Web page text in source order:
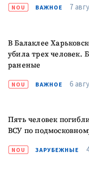
NOU ВАЖНОЕ 7
В Балаклее
убила трех человек.
раненые
NOU ВАЖНОЕ 6
Пять человек
ВСУ по
NOU ЗАРУБЕЖНЫЕ